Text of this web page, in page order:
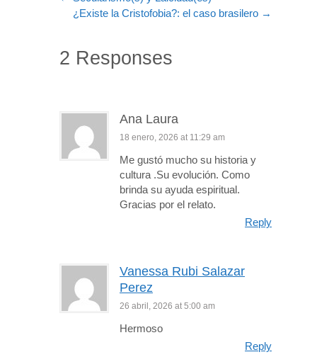
¿Existe la Cristofobia?: el caso brasilero →
2 Responses
Ana Laura
18 enero, 2026 at 11:29 am
Me gustó mucho su historia y
cultura .Su evolución. Como
brinda su ayuda espiritual.
Gracias por el relato.
Reply
Vanessa Rubi Salazar
Perez
26 abril, 2026 at 5:00 am
Hermoso
Reply